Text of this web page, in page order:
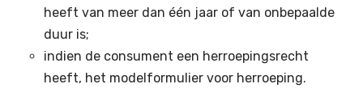
heeft van meer dan één jaar of van onbepaalde
duur is;
indien de consument een herroepingsrecht
heeft, het modelformulier voor herroeping.